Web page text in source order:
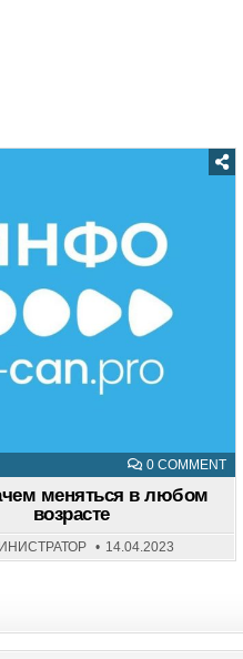
0 COMMENTON
КАК
меняться в любом
возрасте
14.04.2023